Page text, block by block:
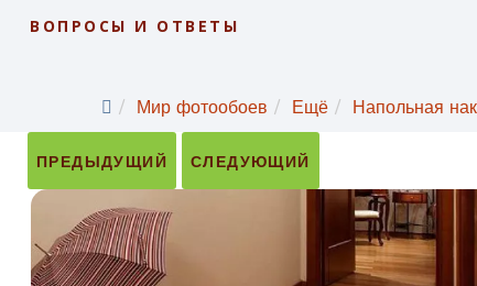
ВОПРОСЫ И ОТВЕТЫ
Мир фотообоев Ещё Напольная
ПРЕДЫДУЩИЙ СЛЕДУЮЩИЙ